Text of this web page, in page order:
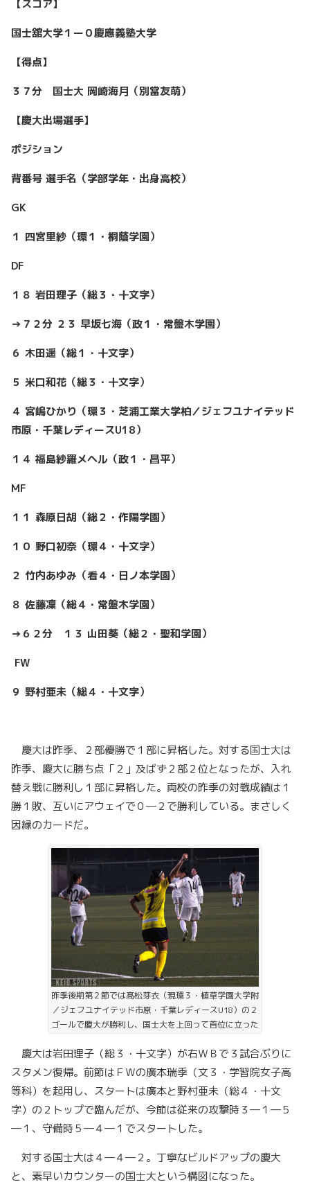
【スコア】
国士舘大学１ー０慶應義塾大学
【得点】
３７分 国士大 岡崎海月（別當友萌）
【慶大出場選手】
ポジション
背番号 選手名（学部学年・出身高校）
GK
１ 四宮里紗（環１・桐蔭学園）
DF
１８ 岩田理子（総３・十文字）
→７２分 ２３ 早坂七海（政１・常盤木学園）
６ 木田遥（総１・十文字）
５ 米口和花（総３・十文字）
４ 宮嶋ひかり（環３・芝浦工業大学柏／ジェフユナイテッド
市原・千葉レディースU18）
１４ 福島紗羅メヘル（政１・昌平）
MF
１１ 森原日胡（総２・作陽学園）
１０ 野口初奈（環４・十文字）
２ 竹内あゆみ（看４・日ノ本学園）
８ 佐藤凜（総４・常盤木学園）
→６２分 １３ 山田葵（総２・聖和学園）
FW
９ 野村亜未（総４・十文字）
慶大は昨季、２部優勝で１部に昇格した。対する国士大は
昨季、慶大に勝ち点「２」及ばず２部２位となったが、入れ
替え戦に勝利し１部に昇格した。両校の昨季の対戦成績は１
勝１敗、互いにアウェイで０―２で勝利している。まさしく
因縁のカードだ。
昨季後期第２節では髙松芽衣（現環３・植草学園大学附
／ジェフユナイテッド市原・千葉レディースU18）の２
ゴールで慶大が勝利し、国士大を上回って首位に立った
慶大は岩田理子（総３・十文字）が右ＷＢで３試合ぶりに
スタメン復帰。前節はＦＷの廣本瑞季（文３・学習院女子高
等科）を起用し、スタートは廣本と野村亜未（総４・十文
字）の２トップで臨んだが、今節は従来の攻撃時３―１―５
―１、守備時５―４―１でスタートした。
対する国士大は４―４―２。丁寧なビルドアップの慶大
と、素早いカウンターの国士大という構図になった。